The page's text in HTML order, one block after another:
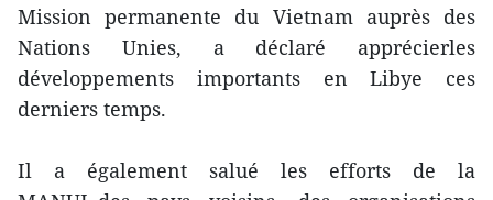
Mission permanente du Vietnam auprès des
Nations Unies, a déclaré apprécierles
développements importants en Libye ces
derniers temps.
Il a également salué les efforts de la